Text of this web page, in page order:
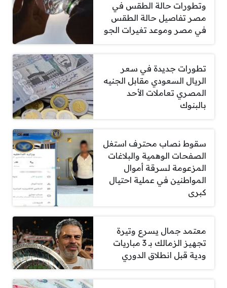
وتطورات حالة الطقس في
مصر تفاصيل حالة الطقس
في مصر وموعد تغيرات الجو
تطورات جديدة في سعر
الريال السعودي مقابل الجنيه
المصري تعاملات الأحد
بالبنوك
سقوط نصاب محترف استغل
الصفحات الوهمية والبلاغات
المزعومة لسرقة أموال
المواطنين في عملية احتيال
كبرى
معتمد جمال يسرع وتيرة
تجهيز الزمالك بـ 3 مباريات
ودية قبل انطلاق الدوري